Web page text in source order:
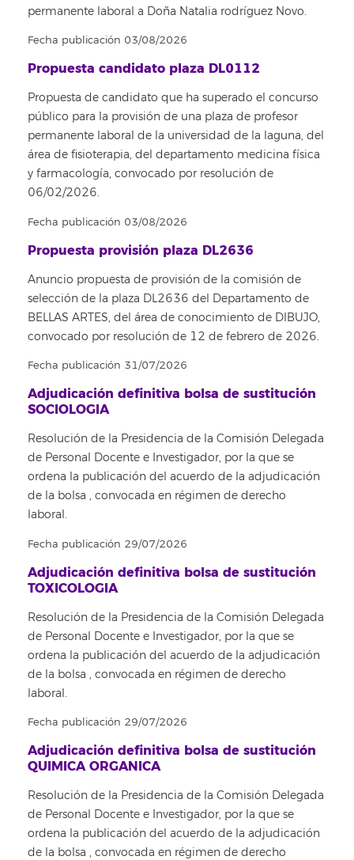
permanente laboral a Doña Natalia rodríguez Novo.
Fecha publicación 03/08/2026
Propuesta candidato plaza DL0112
Propuesta de candidato que ha superado el concurso
público para la provisión de una plaza de profesor
permanente laboral de la universidad de la laguna, del
área de fisioterapia, del departamento medicina física
y farmacología, convocado por resolución de
06/02/2026.
Fecha publicación 03/08/2026
Propuesta provisión plaza DL2636
Anuncio propuesta de provisión de la comisión de
selección de la plaza DL2636 del Departamento de
BELLAS ARTES, del área de conocimiento de DIBUJO,
convocado por resolución de 12 de febrero de 2026.
Fecha publicación 31/07/2026
Adjudicación definitiva bolsa de sustitución
SOCIOLOGIA
Resolución de la Presidencia de la Comisión Delegada
de Personal Docente e Investigador, por la que se
ordena la publicación del acuerdo de la adjudicación
de la bolsa , convocada en régimen de derecho
laboral.
Fecha publicación 29/07/2026
Adjudicación definitiva bolsa de sustitución
TOXICOLOGIA
Resolución de la Presidencia de la Comisión Delegada
de Personal Docente e Investigador, por la que se
ordena la publicación del acuerdo de la adjudicación
de la bolsa , convocada en régimen de derecho
laboral.
Fecha publicación 29/07/2026
Adjudicación definitiva bolsa de sustitución
QUIMICA ORGANICA
Resolución de la Presidencia de la Comisión Delegada
de Personal Docente e Investigador, por la que se
ordena la publicación del acuerdo de la adjudicación
de la bolsa , convocada en régimen de derecho